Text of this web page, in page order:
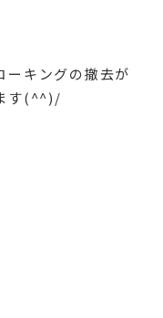
ーキングの撤去が
す(^^)/